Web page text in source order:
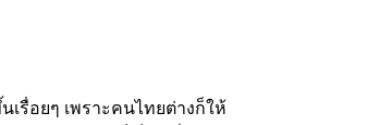
รื่อยๆ เพราะคนไทยต่างก็ให้